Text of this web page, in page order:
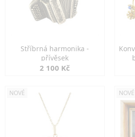
Stříbrná harmonika -
přívěsek
2 100 Kč
NOVÉ NOVÉ